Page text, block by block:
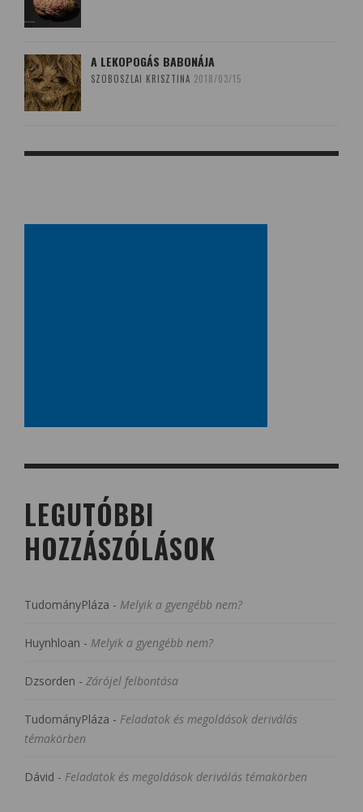
A LEKOPOGÁS BABONÁJA
SZOBOSZLAI KRISZTINA 2018/03/15
LEGUTÓBBI
HOZZÁSZÓLÁSOK
TudományPláza - Melyik a gyengébb nem?
Huynhloan - Melyik a gyengébb nem?
Dzsorden - Zárójel felbontása
TudományPláza - Feladatok és megoldások deriválás
témakörben
Dávid - Feladatok és megoldások deriválás témakörben